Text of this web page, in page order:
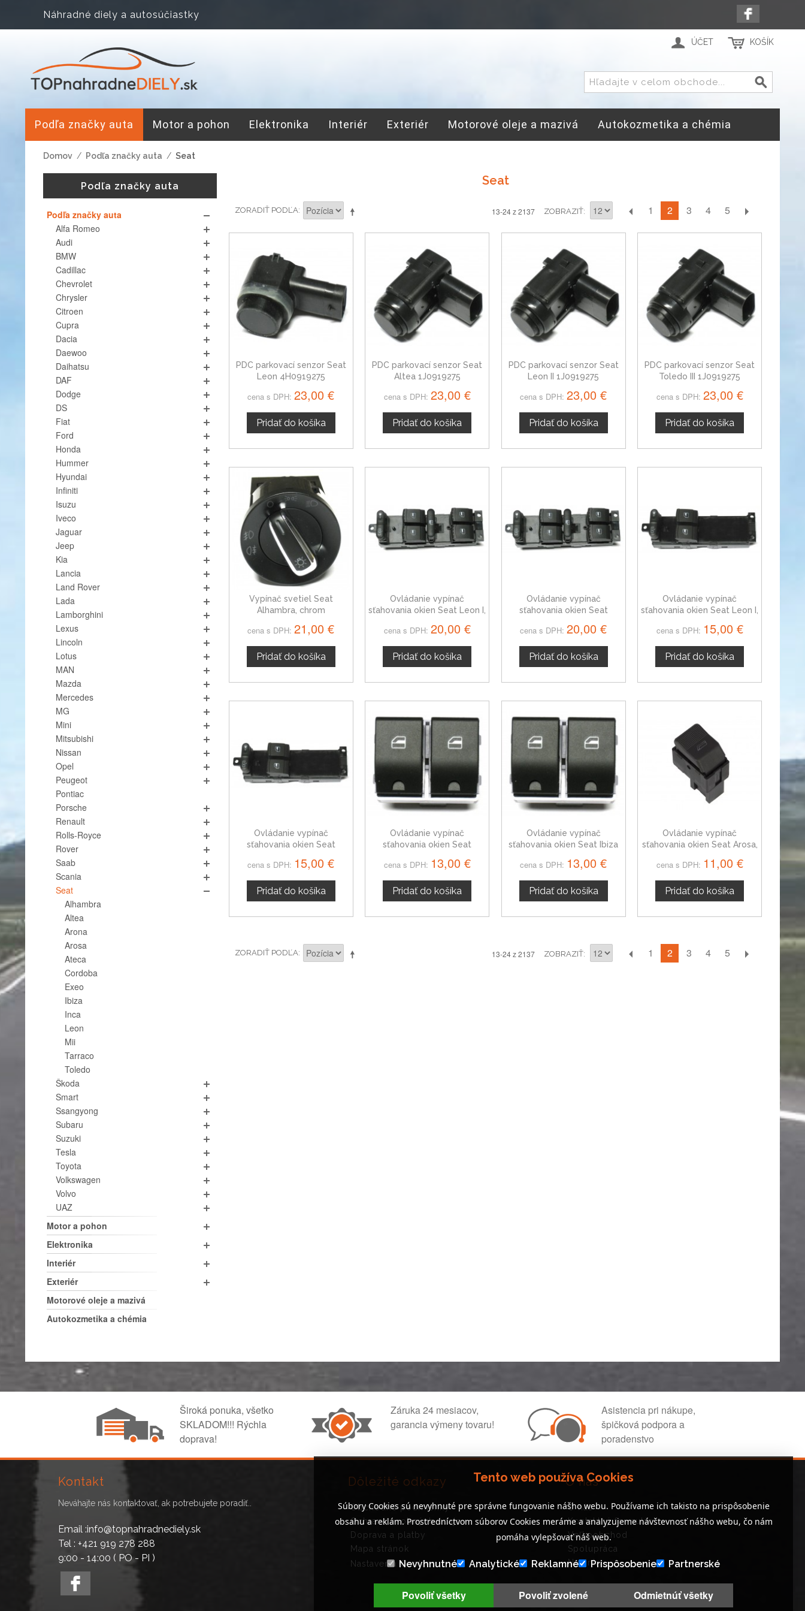
Náhradné diely a autosúčiastky
ÚČET KOŠÍK
Podľa značky auta Motor a pohon Elektronika Interiér Exteriér Motorové oleje a mazivá Autokozmetika a chémia
Domov / Podľa značky auta / Seat
Seat
ZORADIŤ PODĽA 13-24 z 2137 ZOBRAZIŤ 1 2 3 4 5
PDC parkovací senzor Seat
Leon 4H0919275
cena s DPH: 23,00 €
Pridať do košíka
PDC parkovací senzor Seat
Altea 1J0919275
cena s DPH: 23,00 €
Pridať do košíka
PDC parkovací senzor Seat
Leon II 1J0919275
cena s DPH: 23,00 €
Pridať do košíka
PDC parkovací senzor Seat
Toledo III 1J0919275
cena s DPH: 23,00 €
Pridať do košíka
Vypínač svetiel Seat
Alhambra, chrom
cena s DPH: 21,00 €
Pridať do košíka
Ovládanie vypínač
sťahovania okien Seat Leon I,
cena s DPH: 20,00 €
Pridať do košíka
Ovládanie vypínač
sťahovania okien Seat
cena s DPH: 20,00 €
Pridať do košíka
Ovládanie vypínač
sťahovania okien Seat Leon I,
cena s DPH: 15,00 €
Pridať do košíka
Ovládanie vypínač
sťahovania okien Seat
cena s DPH: 15,00 €
Pridať do košíka
Ovládanie vypínač
sťahovania okien Seat
cena s DPH: 13,00 €
Pridať do košíka
Ovládanie vypínač
sťahovania okien Seat Ibiza
cena s DPH: 13,00 €
Pridať do košíka
Ovládanie vypínač
sťahovania okien Seat Arosa,
cena s DPH: 11,00 €
Pridať do košíka
ZORADIŤ PODĽA 13-24 z 2137 ZOBRAZIŤ 1 2 3 4 5
Podľa značky auta
Podľa značky auta
Alfa Romeo
Audi
BMW
Cadillac
Chevrolet
Chrysler
Citroen
Cupra
Dacia
Daewoo
Daihatsu
DAF
Dodge
DS
Fiat
Ford
Honda
Hummer
Hyundai
Infiniti
Isuzu
Iveco
Jaguar
Jeep
Kia
Lancia
Land Rover
Lada
Lamborghini
Lexus
Lincoln
Lotus
MAN
Mazda
Mercedes
MG
Mini
Mitsubishi
Nissan
Opel
Peugeot
Pontiac
Porsche
Renault
Rolls-Royce
Rover
Saab
Scania
Seat
Alhambra
Altea
Arona
Arosa
Ateca
Cordoba
Exeo
Ibiza
Inca
Leon
Mii
Tarraco
Toledo
Škoda
Smart
Ssangyong
Subaru
Suzuki
Tesla
Toyota
Volkswagen
Volvo
UAZ
Motor a pohon
Elektronika
Interiér
Exteriér
Motorové oleje a mazivá
Autokozmetika a chémia
Široká ponuka, všetko
SKLADOM!!! Rýchla
doprava!
Záruka 24 mesiacov,
garancia výmeny tovaru!
Asistencia pri nákupe,
špičková podpora a
poradenstvo
O nás
O nás
Kontaktný formulár
Veľkoobchod
Spolupráca
Novinky
Dôležité odkazy
Obchodné podmienky
Ochrana osobných údajov
Doprava a platby
Mapa stránok
Nastavenia Cookies
Kontakt
Neváhajte nás kontaktovať, ak potrebujete poradiť..
Email :info@topnahradnediely.sk
Tel : +421 919 278 288
9:00 - 14:00 ( PO - PI )
Tento web používa Cookies
Súbory Cookies sú nevyhnuté pre správne fungovanie nášho webu. Používame ich takisto na prispôsobenie
obsahu a reklám. Prostredníctvom súborov Cookies meráme a analyzujeme návštevnosť nášho webu, čo nám
pomáha vylepšovať náš web.
Nevyhnutné Analytické Reklamné Prispôsobenie Partnerské
Povoliť všetky Povoliť zvolené Odmietnúť všetky